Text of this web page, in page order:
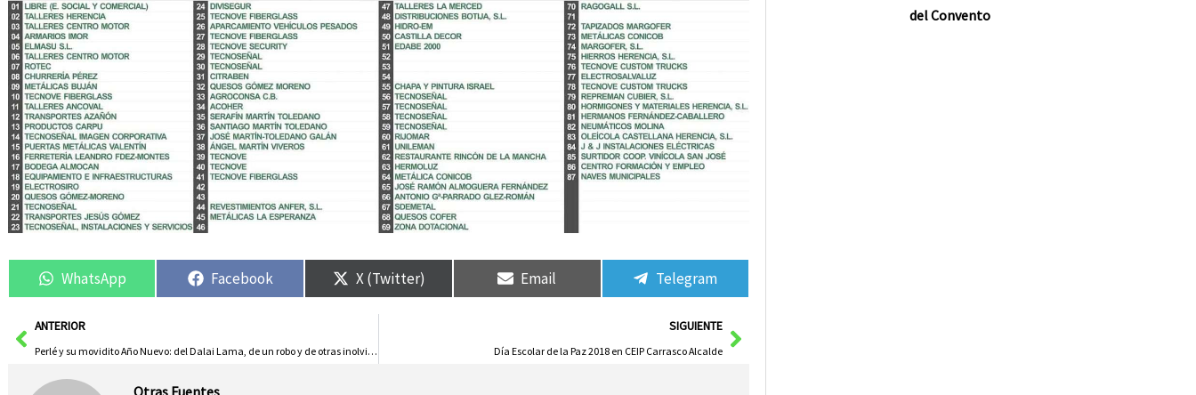
WhatsApp Facebook X (Twitter) Email Telegram
AntANTERIOR
Perlé y su movidito Año Nuevo: del Dalai Lama, de un robo y de otras inolvidables historias
SIGUIENTE
Día Escolar de la Paz 2018 en CEIP Carrasco Alcalde
Siguiente
del Convento